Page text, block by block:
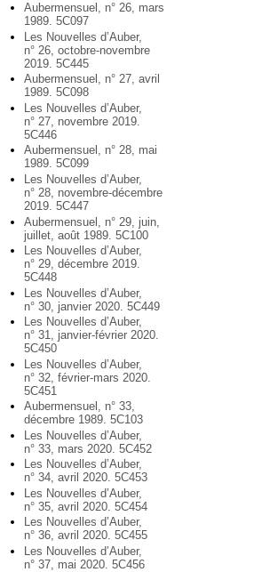
Aubermensuel, n° 26, mars
1989. 5C097
Les Nouvelles d’Auber,
n° 26, octobre-novembre
2019. 5C445
Aubermensuel, n° 27, avril
1989. 5C098
Les Nouvelles d’Auber,
n° 27, novembre 2019.
5C446
Aubermensuel, n° 28, mai
1989. 5C099
Les Nouvelles d’Auber,
n° 28, novembre-décembre
2019. 5C447
Aubermensuel, n° 29, juin,
juillet, août 1989. 5C100
Les Nouvelles d’Auber,
n° 29, décembre 2019.
5C448
Les Nouvelles d’Auber,
n° 30, janvier 2020. 5C449
Les Nouvelles d’Auber,
n° 31, janvier-février 2020.
5C450
Les Nouvelles d’Auber,
n° 32, février-mars 2020.
5C451
Aubermensuel, n° 33,
décembre 1989. 5C103
Les Nouvelles d’Auber,
n° 33, mars 2020. 5C452
Les Nouvelles d’Auber,
n° 34, avril 2020. 5C453
Les Nouvelles d’Auber,
n° 35, avril 2020. 5C454
Les Nouvelles d’Auber,
n° 36, avril 2020. 5C455
Les Nouvelles d’Auber,
n° 37, mai 2020. 5C456